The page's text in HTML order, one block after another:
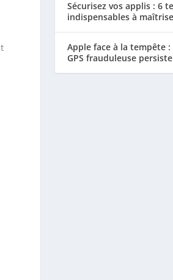
Sécurisez vos applis : 6
indispensables à
Apple face à la tempête
GPS frauduleuse persiste